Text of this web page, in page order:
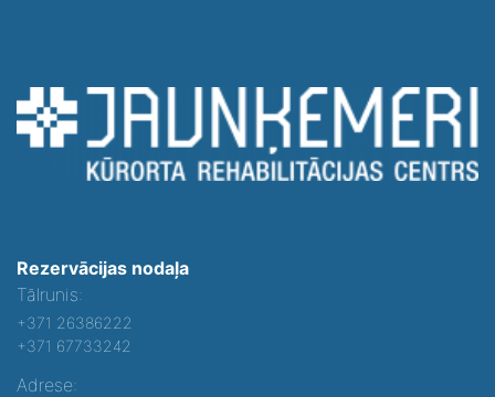
Rezervācijas nodaļa
Tālrunis:
+371 26386222
+371 67733242
Adrese: